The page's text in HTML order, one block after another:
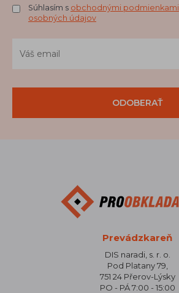
Súhlasím s obchodnými podmienkami
osobných údajov
ODOBERAŤ
Prevádzkareň
DIS naradi, s. r. o.
Pod Platany 79,
751 24 Přerov-Lýsky
PO - PÁ 7:00 - 15:00